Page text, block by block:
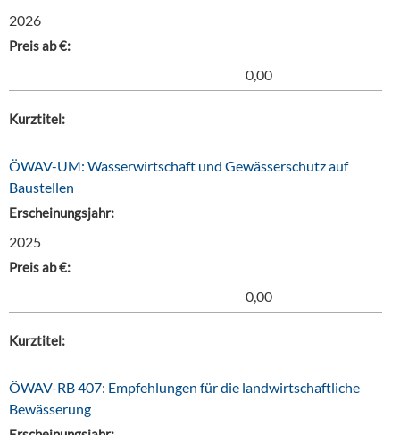
2026
Preis ab €:
0,00
Kurztitel:
ÖWAV-UM: Wasserwirtschaft und Gewässerschutz auf
Baustellen
Erscheinungsjahr:
2025
Preis ab €:
0,00
Kurztitel:
ÖWAV-RB 407: Empfehlungen für die landwirtschaftliche
Bewässerung